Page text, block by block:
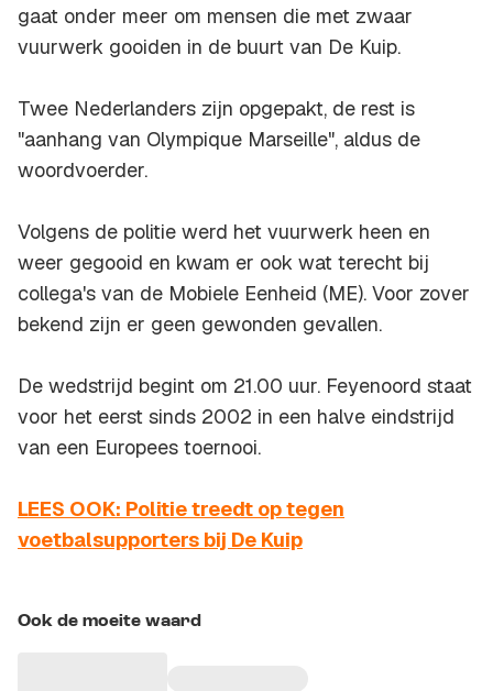
gaat onder meer om mensen die met zwaar
vuurwerk gooiden in de buurt van De Kuip.
Twee Nederlanders zijn opgepakt, de rest is
"aanhang van Olympique Marseille", aldus de
woordvoerder.
Volgens de politie werd het vuurwerk heen en
weer gegooid en kwam er ook wat terecht bij
collega's van de Mobiele Eenheid (ME). Voor zover
bekend zijn er geen gewonden gevallen.
De wedstrijd begint om 21.00 uur. Feyenoord staat
voor het eerst sinds 2002 in een halve eindstrijd
van een Europees toernooi.
LEES OOK: Politie treedt op tegen
voetbalsupporters bij De Kuip
Ook de moeite waard